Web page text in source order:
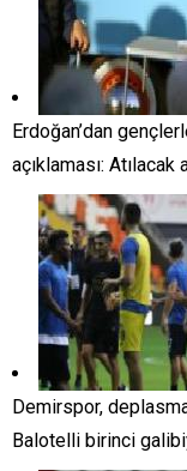
Erdoğan’dan
açıklaması:
Demirspor,
Balotelli birinci